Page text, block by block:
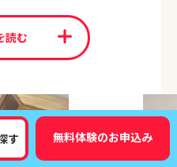
す 無料体験のお申込み
はもちろん、「集中して物
」「もっとコミュニケーシ
々な子育ての悩みやご希望
気軽にご相談ください。
読む